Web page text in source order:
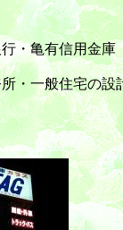
信用金庫
設計・施